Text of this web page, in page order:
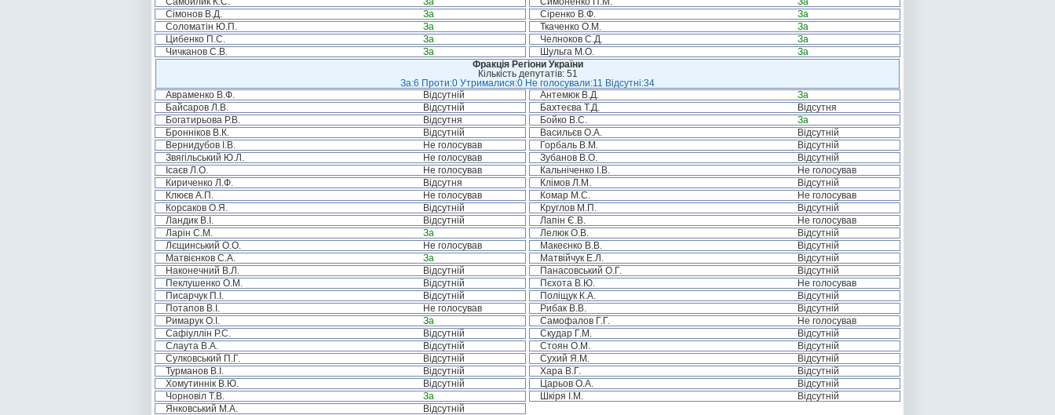
Сімонов В.Д.
За Сіренко В.Ф.
За
Соломатін Ю.П.
За Ткаченко О.М.
За
Цибенко П.С.
За Челноков С.Д.
За
Чичканов С.В.
За Шульга М.О.
За
Фракція Регіони України
Кількість депутатів: 51
За:6 Проти:0 Утрималися:0 Не голосували:11 Відсутні:34
Авраменко В.Ф.
Відсутній Антемюк В.Д.
За
Байсаров Л.В.
Відсутній Бахтеєва Т.Д.
Відсутня
Богатирьова Р.В.
Відсутня Бойко В.С.
За
Бронніков В.К.
Відсутній Васильєв О.А.
Відсутній
Вернидубов І.В.
Не голосував Горбаль В.М.
Відсутній
Звягільський Ю.Л.
Не голосував Зубанов В.О.
Відсутній
Ісаєв Л.О.
Не голосував Кальніченко І.В.
Не голосував
Кириченко Л.Ф.
Відсутня Клімов Л.М.
Відсутній
Клюєв А.П.
Не голосував Комар М.С.
Не голосував
Корсаков О.Я.
Відсутній Круглов М.П.
Відсутній
Ландик В.І.
Відсутній Лапін Є.В.
Не голосував
Ларін С.М.
За Лелюк О.В.
Відсутній
Лєщинський О.О.
Не голосував Макеєнко В.В.
Відсутній
Матвієнков С.А.
За Матвійчук Е.Л.
Відсутній
Наконечний В.Л.
Відсутній Панасовський О.Г.
Відсутній
Пеклушенко О.М.
Відсутній Пєхота В.Ю.
Не голосував
Писарчук П.І.
Відсутній Поліщук К.А.
Відсутній
Потапов В.І.
Не голосував Рибак В.В.
Відсутній
Римарук О.І.
За Самофалов Г.Г.
Не голосував
Сафіуллін Р.С.
Відсутній Скудар Г.М.
Відсутній
Слаута В.А.
Відсутній Стоян О.М.
Відсутній
Сулковський П.Г.
Відсутній Сухий Я.М.
Відсутній
Турманов В.І.
Відсутній Хара В.Г.
Відсутній
Хомутиннік В.Ю.
Відсутній Царьов О.А.
Відсутній
Чорновіл Т.В.
За Шкіря І.М.
Відсутній
Янковський М.А.
Відсутній